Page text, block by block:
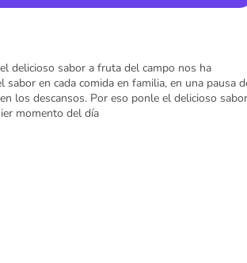
delicioso sabor a fruta del campo nos ha
sabor en cada comida en familia, en una pausa
los descansos. Por eso ponle el delicioso sabor
momento del día